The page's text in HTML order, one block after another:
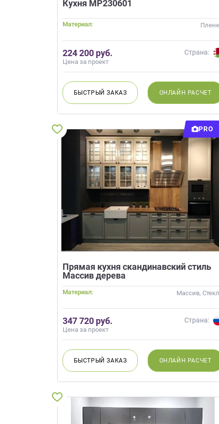
Кухня МР230601
Материал:
224 200 руб.
Цена за проект
Страна:
БЫСТРЫЙЗАКАЗ ОНЛАЙН РАСЧЕТ
PRO
Прямая кухня скандинавский стиль
Массив дерева
Материал: Массив,
347 720 руб.
Цена за проект
Страна:
БЫСТРЫЙЗАКАЗ ОНЛАЙН РАСЧЕТ